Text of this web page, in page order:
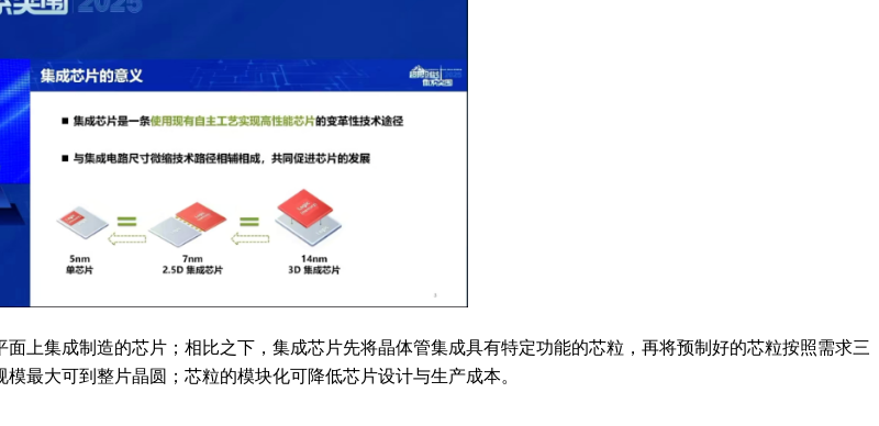
上集成制造的芯片；相比之下，集成芯片先将晶体管集成具有特定功能的芯粒，再将预制好的芯粒按照需求三
最大可到整片晶圆；芯粒的模块化可降低芯片设计与生产成本。